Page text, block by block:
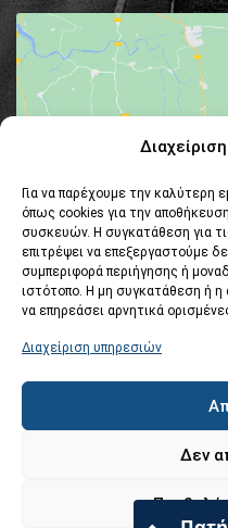
Για να παρέχουμε την καλύτερη
όπως cookies για την
συσκευών. Η συγκατάθεση για
επιτρέψει να επεξεργαστούμε
συμπεριφορά περιήγησης ή
ιστότοπο. Η μη συγκατάθεση ή
να επηρεάσει αρνητικά
Διαχείριση υπηρεσιών
Δεν
Προβολή
Κάντε κλικ στο
ΤΡΑΝΤΑΣ ΑΕ -
Reserved Powered by